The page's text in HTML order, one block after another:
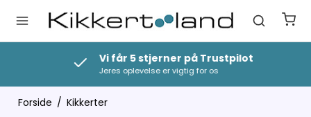
Vi får 5 stjerner på Trustpilot
Jeres oplevelse er vigtig for os
Forside / Kikkerter